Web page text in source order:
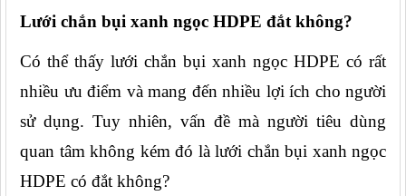
Lưới chắn bụi xanh ngọc HDPE đắt không?
Có thể thấy lưới chắn bụi xanh ngọc HDPE có rất
nhiều ưu điểm và mang đến nhiều lợi ích cho người
sử dụng. Tuy nhiên, vấn đề mà người tiêu dùng
quan tâm không kém đó là lưới chắn bụi xanh ngọc
HDPE có đắt không?